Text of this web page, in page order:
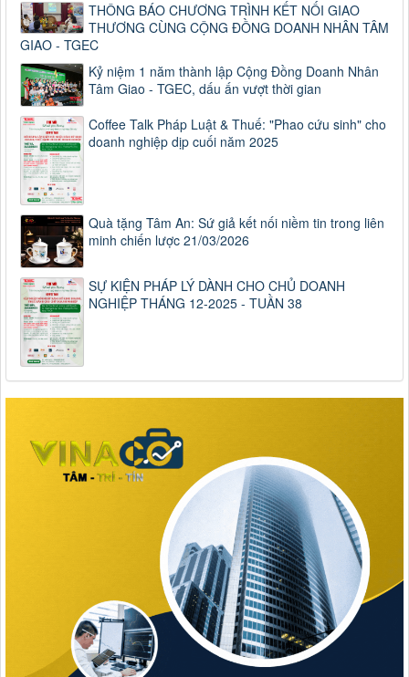
THÔNG BÁO CHƯƠNG TRÌNH KẾT NỐI GIAO
THƯƠNG CÙNG CỘNG ĐỒNG DOANH NHÂN TÂM
GIAO - TGEC
Kỷ niệm 1 năm thành lập Cộng Đồng Doanh Nhân
Tâm Giao - TGEC, dấu ấn vượt thời gian
Coffee Talk Pháp Luật & Thuế: "Phao cứu sinh" cho
doanh nghiệp dịp cuối năm 2025
Quà tặng Tâm An: Sứ giả kết nối niềm tin trong liên
minh chiến lược 21/03/2026
SỰ KIỆN PHÁP LÝ DÀNH CHO CHỦ DOANH
NGHIỆP THÁNG 12-2025 - TUẦN 38